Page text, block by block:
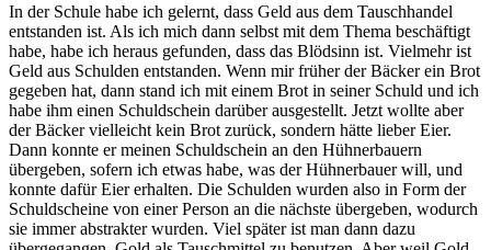
In der Schule habe ich gelernt, dass Geld aus dem Tauschhandel
entstanden ist. Als ich mich dann selbst mit dem Thema beschäftigt
habe, habe ich heraus gefunden, dass das Blödsinn ist. Vielmehr ist
Geld aus Schulden entstanden. Wenn mir früher der Bäcker ein Brot
gegeben hat, dann stand ich mit einem Brot in seiner Schuld und ich
habe ihm einen Schuldschein darüber ausgestellt. Jetzt wollte aber
der Bäcker vielleicht kein Brot zurück, sondern hätte lieber Eier.
Dann konnte er meinen Schuldschein an den Hühnerbauern
übergeben, sofern ich etwas habe, was der Hühnerbauer will, und
konnte dafür Eier erhalten. Die Schulden wurden also in Form der
Schuldscheine von einer Person an die nächste übergeben, wodurch
sie immer abstrakter wurden. Viel später ist man dann dazu